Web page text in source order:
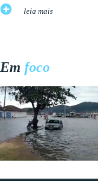
leia mais
Em foco